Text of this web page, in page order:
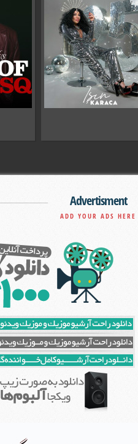
Advertisment
ADD YOUR ADS HERE